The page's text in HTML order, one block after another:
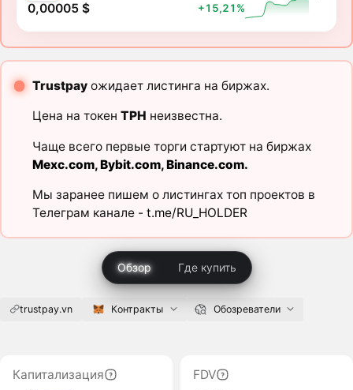
0,00005 $ +15,21%
Trustpayожидает листинга на биржах.
Цена на токен TPH неизвестна.
Чаще всего первые торги стартуют на биржах
Mexc.com,Bybit.com,Binance.com.
Мы заранее пишем о листингах топ проектов в
Телеграм канале - t.me/RU_HOLDER
Обзор Где купить
trustpay.vn Контракты Обозреватели
Капитализация
FDV